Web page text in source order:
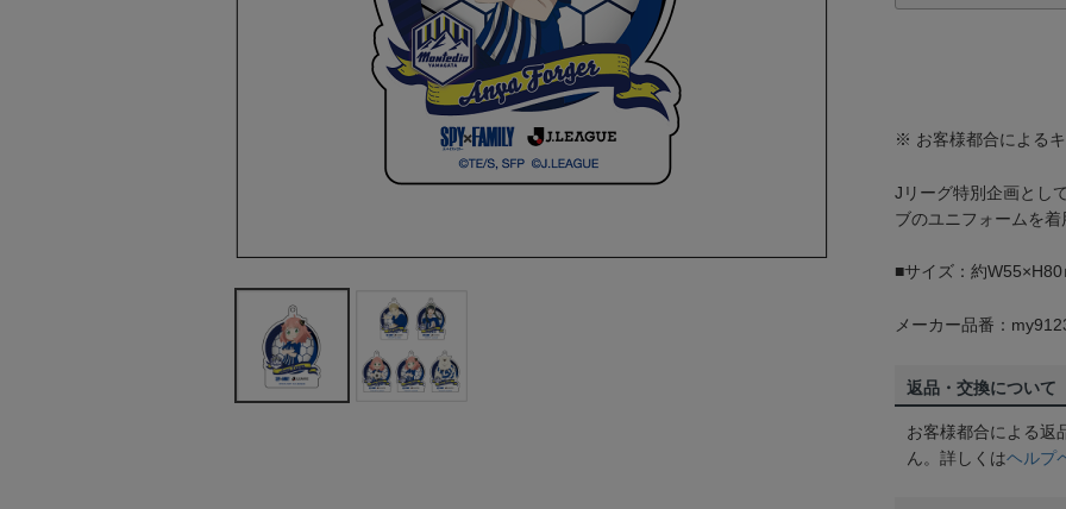
※ お客様都合による
Jリーグ特別企画とし
ブのユニフォームを
■サイズ：約W55×H80
メーカー品番：
返品・交換について
お客様都合による返
ん。詳しくはヘルプ